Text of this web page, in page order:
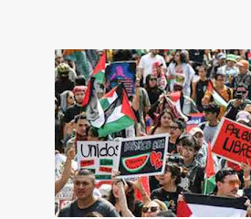
n
t
r
a
d
a
s
4T ESTADOS REGIONALISMO